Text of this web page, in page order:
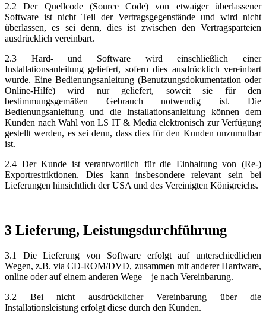
2.2 Der Quellcode (Source Code) von etwaiger überlassener
Software ist nicht Teil der Vertragsgegenstände und wird nicht
überlassen, es sei denn, dies ist zwischen den Vertragsparteien
ausdrücklich vereinbart.
2.3 Hard- und Software wird einschließlich einer
Installationsanleitung geliefert, sofern dies ausdrücklich vereinbart
wurde. Eine Bedienungsanleitung (Benutzungsdokumentation oder
Online-Hilfe) wird nur geliefert, soweit sie für den
bestimmungsgemäßen Gebrauch notwendig ist. Die
Bedienungsanleitung und die lnstallationsanleitung können dem
Kunden nach Wahl von LS IT & Media elektronisch zur Verfügung
gestellt werden, es sei denn, dass dies für den Kunden unzumutbar
ist.
2.4 Der Kunde ist verantwortlich für die Einhaltung von (Re-)
Exportrestriktionen. Dies kann insbesondere relevant sein bei
Lieferungen hinsichtlich der USA und des Vereinigten Königreichs.
3 Lieferung, Leistungsdurchführung
3.1 Die Lieferung von Software erfolgt auf unterschiedlichen
Wegen, z.B. via CD-ROM/DVD, zusammen mit anderer Hardware,
online oder auf einem anderen Wege – je nach Vereinbarung.
3.2 Bei nicht ausdrücklicher Vereinbarung über die
Installationsleistung erfolgt diese durch den Kunden.